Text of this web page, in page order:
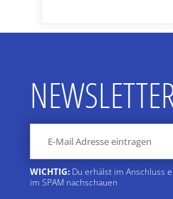
WICHTIG: Du erhälst im Anschluss
im SPAM nachschauen